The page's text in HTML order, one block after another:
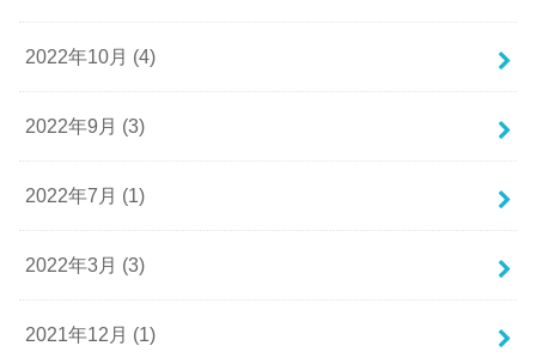
2022年10月 (4)
2022年9月 (3)
2022年7月 (1)
2022年3月 (3)
2021年12月 (1)